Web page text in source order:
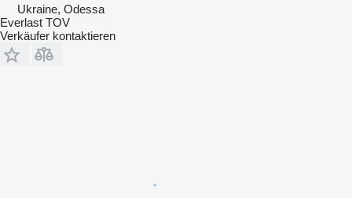
Ukraine, Odessa
Everlast TOV
Verkäufer kontaktieren